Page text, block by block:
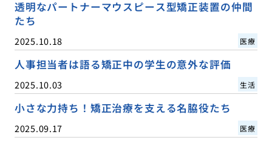
透明なパートナーマウスピース型矯正装置の仲間
たち
2025.10.18 医療
人事担当者は語る矯正中の学生の意外な評価
2025.10.03 生活
小さな力持ち！矯正治療を支える名脇役たち
2025.09.17 医療